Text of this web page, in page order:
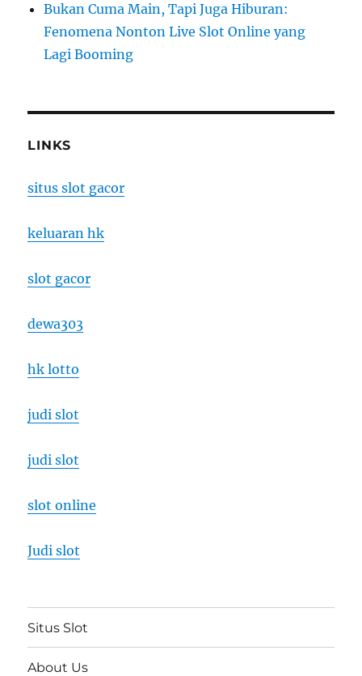
Bukan Cuma Main, Tapi Juga Hiburan:
Fenomena Nonton Live Slot Online yang
Lagi Booming
LINKS
situs slot gacor
keluaran hk
slot gacor
dewa303
hk lotto
judi slot
judi slot
slot online
Judi slot
Situs Slot
About Us